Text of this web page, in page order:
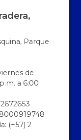
Parque
de
a 6:00
(+57) 2